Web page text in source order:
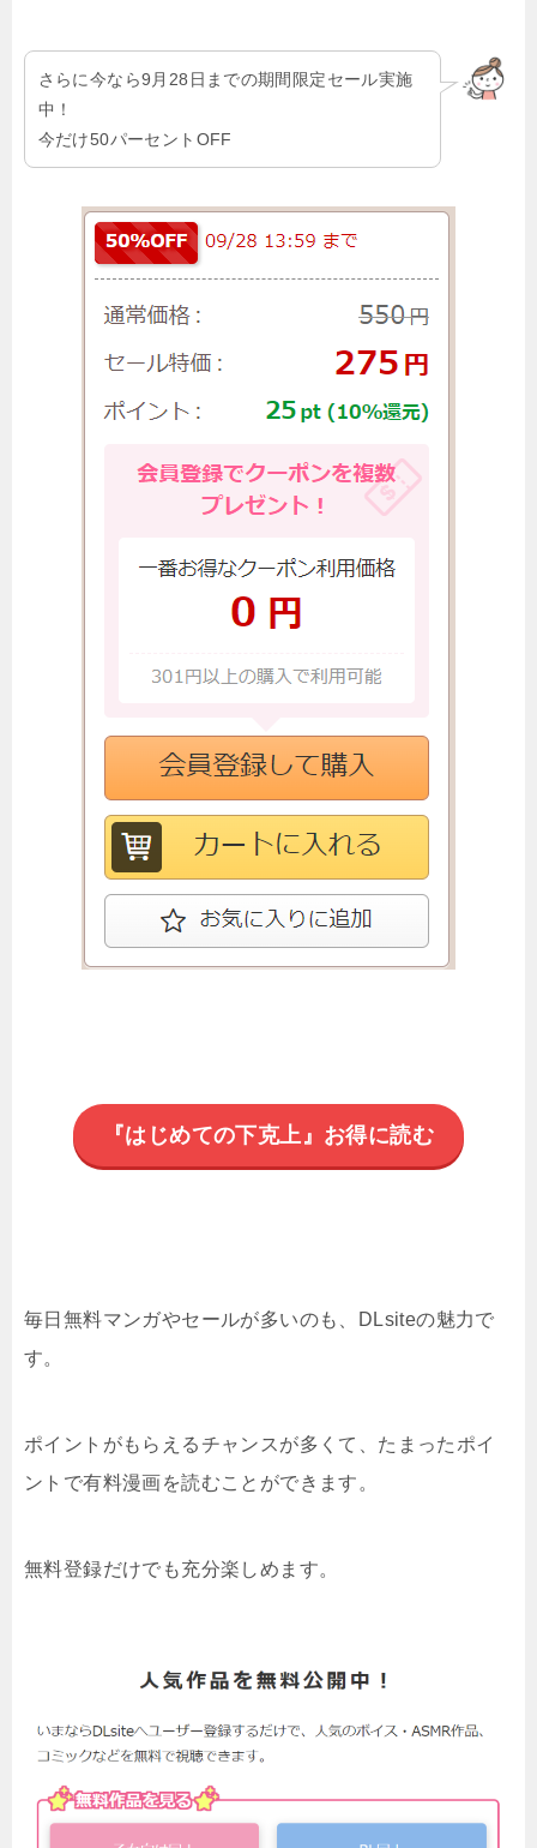
さらに今なら9月28日までの期間限定セール実施
中！
今だけ50パーセントOFF
『はじめての下克上』お得に読む
毎日無料マンガやセールが多いのも、DLsiteの魅力で
す。
ポイントがもらえるチャンスが多くて、たまったポイ
ントで有料漫画を読むことができます。
無料登録だけでも充分楽しめます。